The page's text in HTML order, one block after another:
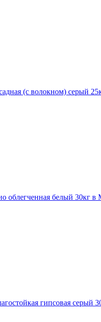
(с волокном) серый
белый 30кг в
гипсовая серый